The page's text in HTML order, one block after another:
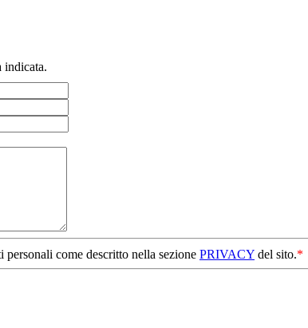
indicata.
come descritto nella sezione PRIVACY del sito.*